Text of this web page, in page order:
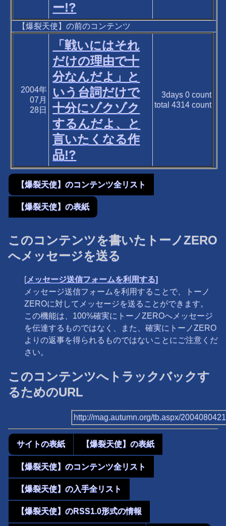
ー!?
【爆裂天使】の前のコンテンツ
2004年
07月
28日
「戦いにはそれ
だけの理由で十
分なんだよ」と
いう台詞だけで
十分にゾクゾク
するんだよ、と
言いたくなる作
品!?
3days 0count
total 4314count
【爆裂天使】のコンテンツ全リスト
【爆裂天使】の表紙
このコンテンツを書いたトーノZERO
へメッセージを送る
[メッセージ送信フォームを利用する]
メッセージ送信フォームを利用することで、トーノ
ZEROに対してメッセージを送ることができます。
この機能は、100%確実にトーノZEROへメッセージ
を伝達するものではなく、また、確実にトーノZERO
よりの返事を得られるものではないことにご注意くだ
さい。
このコンテンツへトラックバックす
るためのURL
http://mag.autumn.org/tb.aspx/
サイトの表紙 【爆裂天使】の表紙
【爆裂天使】のコンテンツ全リスト
【爆裂天使】の入手全リスト
【爆裂天使】のRSS1.0形式の情報